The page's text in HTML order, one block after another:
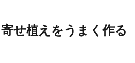
せ植えをうまく作る